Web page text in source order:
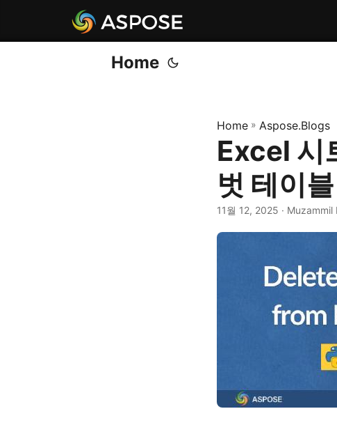
Home
Home » Aspose.Blogs
Excel 시
벗 테이
11월 12, 2025 · Muzammil